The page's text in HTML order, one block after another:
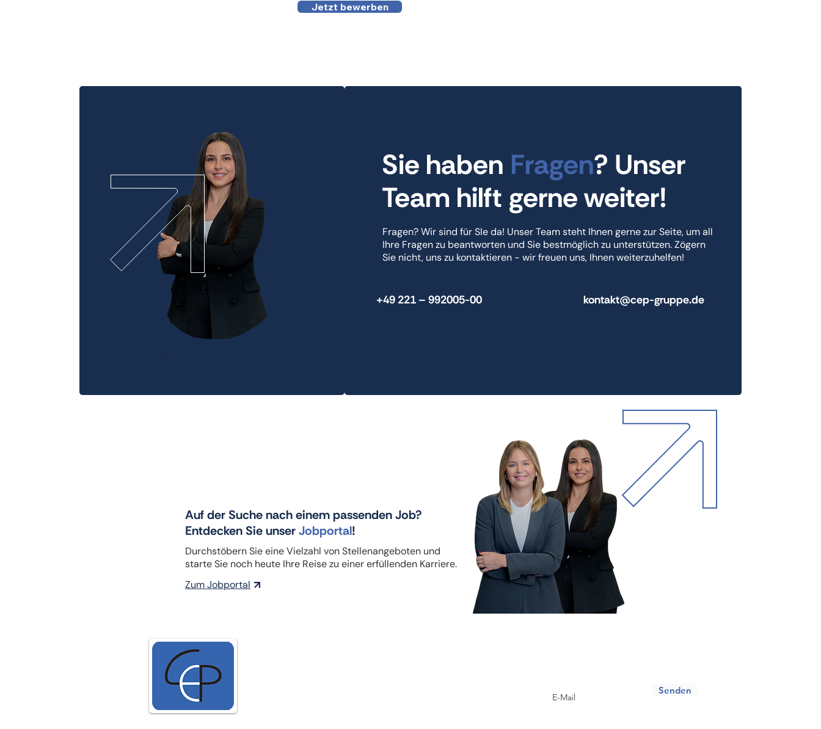
Jetzt bewerben
Sie haben Fragen? Unser
Team hilft gerne weiter!
Fragen? Wir sind für SIe da! Unser Team steht Ihnen gerne zur Seite, um all
Ihre Fragen zu beantworten und Sie bestmöglich zu unterstützen. Zögern
Sie nicht, uns zu kontaktieren - wir freuen uns, Ihnen weiterzuhelfen!
+49 221 – 992005-00 kontakt@cep-gruppe.de
Auf der Suche nach einem passenden Job?
Entdecken Sie unserJobportal!
Durchstöbern Sie eine Vielzahl von Stellenangeboten und
starte Sie noch heute Ihre Reise zu einer erfüllenden Karriere.
Zum Jobportal
Senden